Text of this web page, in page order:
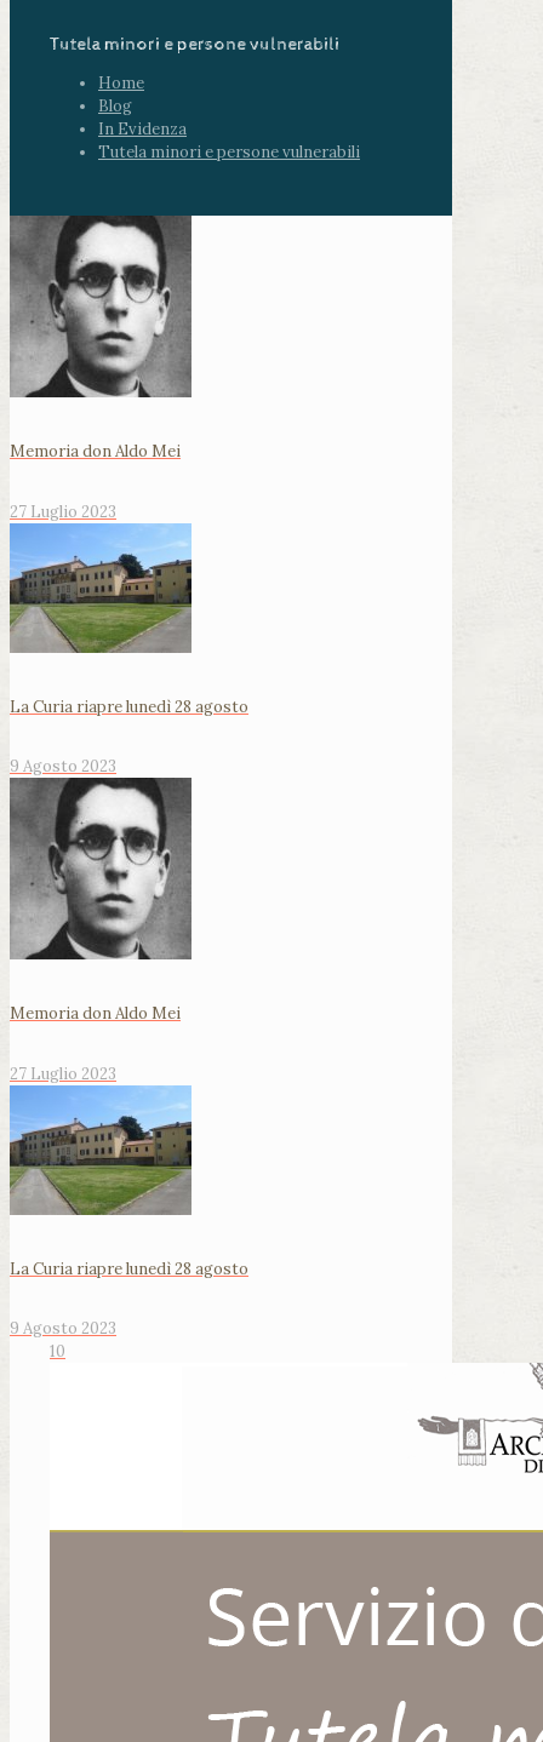
Tutela minori e persone vulnerabili
Home
Blog
In Evidenza
Tutela minori e persone vulnerabili
Memoria don Aldo Mei
27 Luglio 2023
La Curia riapre lunedì 28 agosto
9 Agosto 2023
Memoria don Aldo Mei
27 Luglio 2023
La Curia riapre lunedì 28 agosto
9 Agosto 2023
10